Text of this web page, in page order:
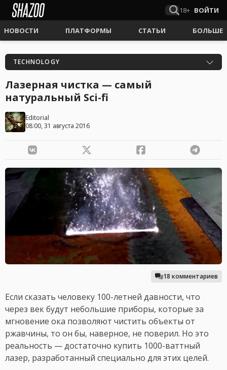
18+ ВОЙТИ
НОВОСТИ ПЛАТФОРМЫ СТАТЬИ БОЛЬШЕ
TECHNOLOGY
Лазерная чистка — самый
натуральный Sci-fi
Editorial
08:00, 31 августа 2016
18 комментариев
Если сказать человеку 100-летней давности, что
через век будут небольшие приборы, которые за
мгновение ока позволяют чистить объекты от
ржавчины, то он бы, наверное, не поверил. Но это
реальность — достаточно купить 1000-ваттный
лазер, разработанный специально для этих целей.